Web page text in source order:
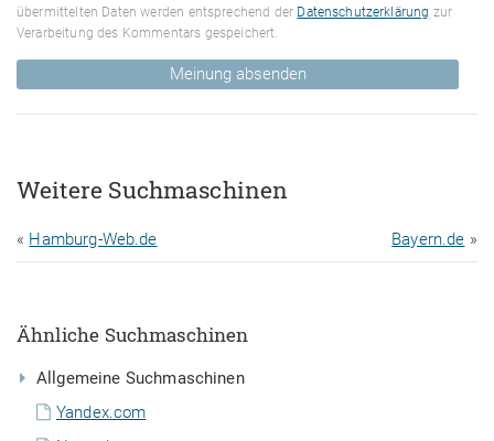
übermittelten Daten werden entsprechend der Datenschutzerklärung zur
Verarbeitung des Kommentars gespeichert.
Meinung absenden
Weitere Suchmaschinen
« Hamburg-Web.de Bayern.de »
Ähnliche Suchmaschinen
Allgemeine Suchmaschinen
Yandex.com